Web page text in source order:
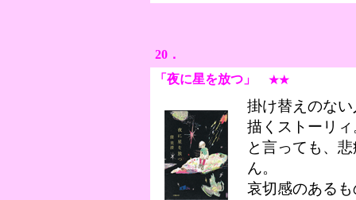
20．
「夜に星を放つ 」 ★★
掛け替えのな
描くストーリィ
と言っても、
ん。
哀切感のある